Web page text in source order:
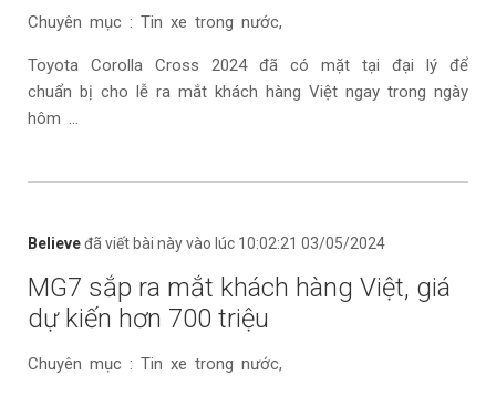
Chuyên mục : Tin xe trong nước,
Toyota Corolla Cross 2024 đã có mặt tại đại lý để
chuẩn bị cho lễ ra mắt khách hàng Việt ngay trong ngày
hôm ...
Believeđã viết bài này vào lúc 10:02:21 03/05/2024
MG7 sắp ra mắt khách hàng Việt, giá
dự kiến hơn 700 triệu
Chuyên mục : Tin xe trong nước,